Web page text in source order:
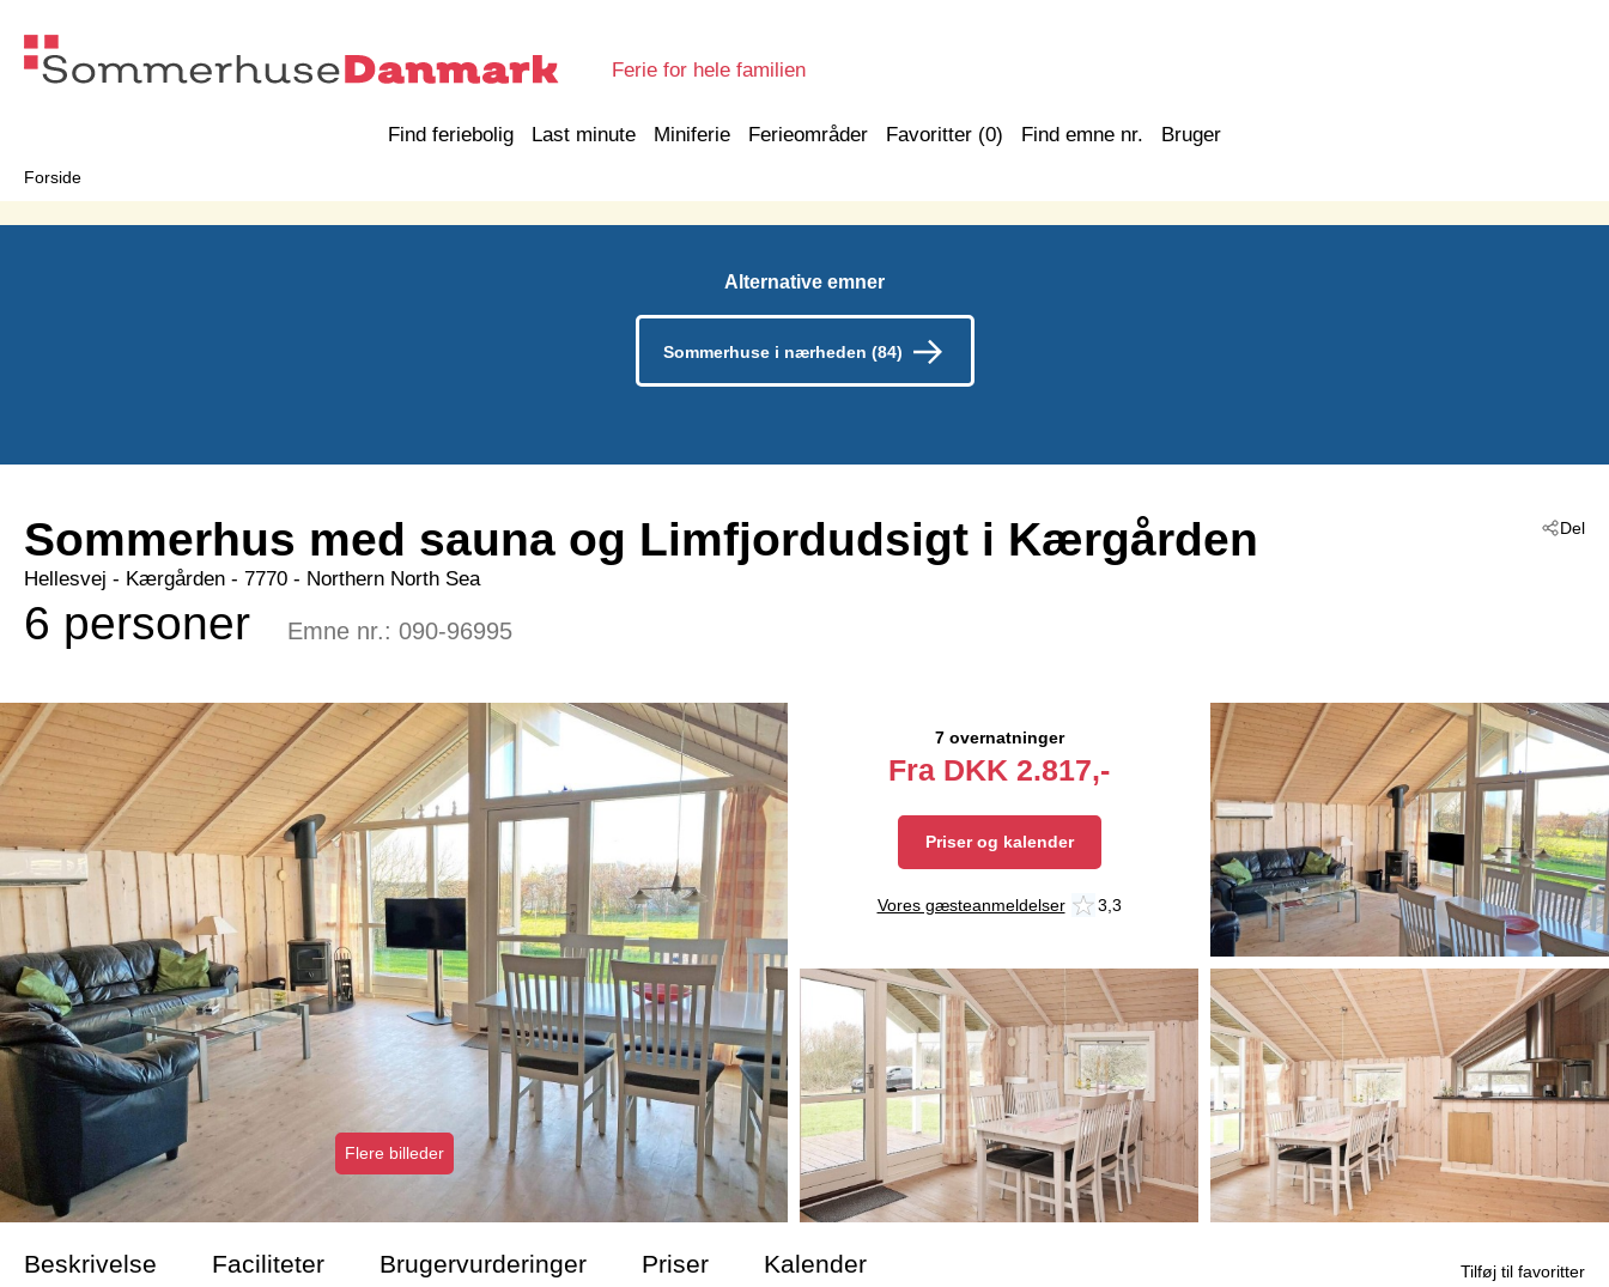
Ferie for hele familien
Find feriebolig Last minute Miniferie Ferieområder Favoritter (0) Find emne nr. Bruger
Forside
Alternative emner
Sommerhuse i nærheden (84)
Del
Sommerhus med sauna og Limfjordudsigt i Kærgården
Hellesvej - Kærgården - 7770 - Northern North Sea
6 personer Emne nr.: 090-96995
Flere billeder
7 overnatninger
Fra DKK 2.817,-
Priser og kalender
Vores gæsteanmeldelser 3,3
Beskrivelse Faciliteter Brugervurderinger Priser Kalender Tilføj til favoritter